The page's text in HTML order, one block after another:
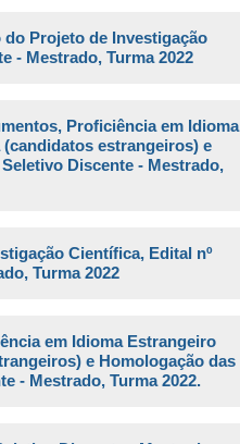
do Projeto de Investigação
- Mestrado, Turma 2022
Proficiência em Idioma
estrangeiros) e
Discente - Mestrado,
Científica, Edital nº
Turma 2022
em Idioma Estrangeiro
e Homologação das
- Mestrado, Turma 2022.